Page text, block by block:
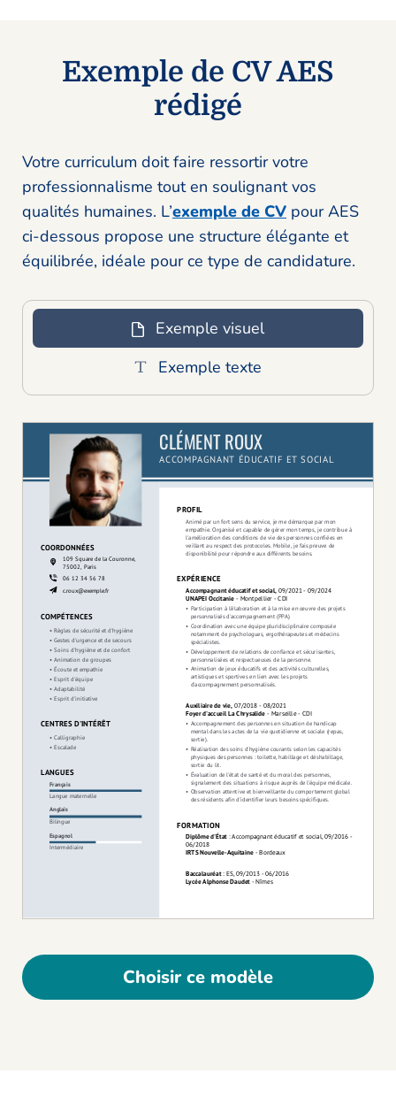
Exemple de CV AES
rédigé
Votre curriculum doit faire ressortir votre
professionnalisme tout en soulignant vos
qualités humaines. L’exemple de CV pour AES
ci-dessous propose une structure élégante et
équilibrée, idéale pour ce type de candidature.
Exemple visuel
Exemple texte
Choisir ce modèle